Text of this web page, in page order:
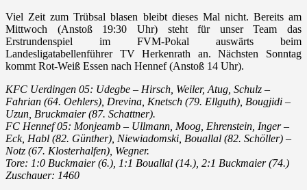
Viel Zeit zum Trübsal blasen bleibt dieses Mal nicht. Bereits am
Mittwoch (Anstoß 19:30 Uhr) steht für unser Team das
Erstrundenspiel im FVM-Pokal auswärts beim
Landesligatabellenführer TV Herkenrath an. Nächsten Sonntag
kommt Rot-Weiß Essen nach Hennef (Anstoß 14 Uhr).
KFC Uerdingen 05: Udegbe – Hirsch, Weiler, Atug, Schulz –
Fahrian (64. Oehlers), Drevina, Knetsch (79. Ellguth), Bougjidi –
Uzun, Bruckmaier (87. Schattner).
FC Hennef 05: Monjeamb – Ullmann, Moog, Ehrenstein, Inger –
Eck, Habl (82. Günther), Niewiadomski, Bouallal (82. Schöller) –
Notz (67. Klosterhalfen), Wegner.
Tore: 1:0 Buckmaier (6.), 1:1 Bouallal (14.), 2:1 Buckmaier (74.)
Zuschauer: 1460